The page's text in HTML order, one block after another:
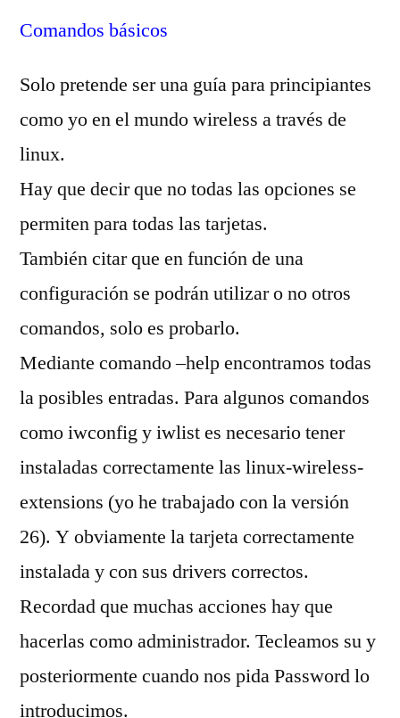
Comandos básicos
Solo pretende ser una guía para principiantes
como yo en el mundo wireless a través de
linux.
Hay que decir que no todas las opciones se
permiten para todas las tarjetas.
También citar que en función de una
configuración se podrán utilizar o no otros
comandos, solo es probarlo.
Mediante comando –help encontramos todas
la posibles entradas. Para algunos comandos
como iwconfig y iwlist es necesario tener
instaladas correctamente las linux-wireless-
extensions (yo he trabajado con la versión
26). Y obviamente la tarjeta correctamente
instalada y con sus drivers correctos.
Recordad que muchas acciones hay que
hacerlas como administrador. Tecleamos su y
posteriormente cuando nos pida Password lo
introducimos.